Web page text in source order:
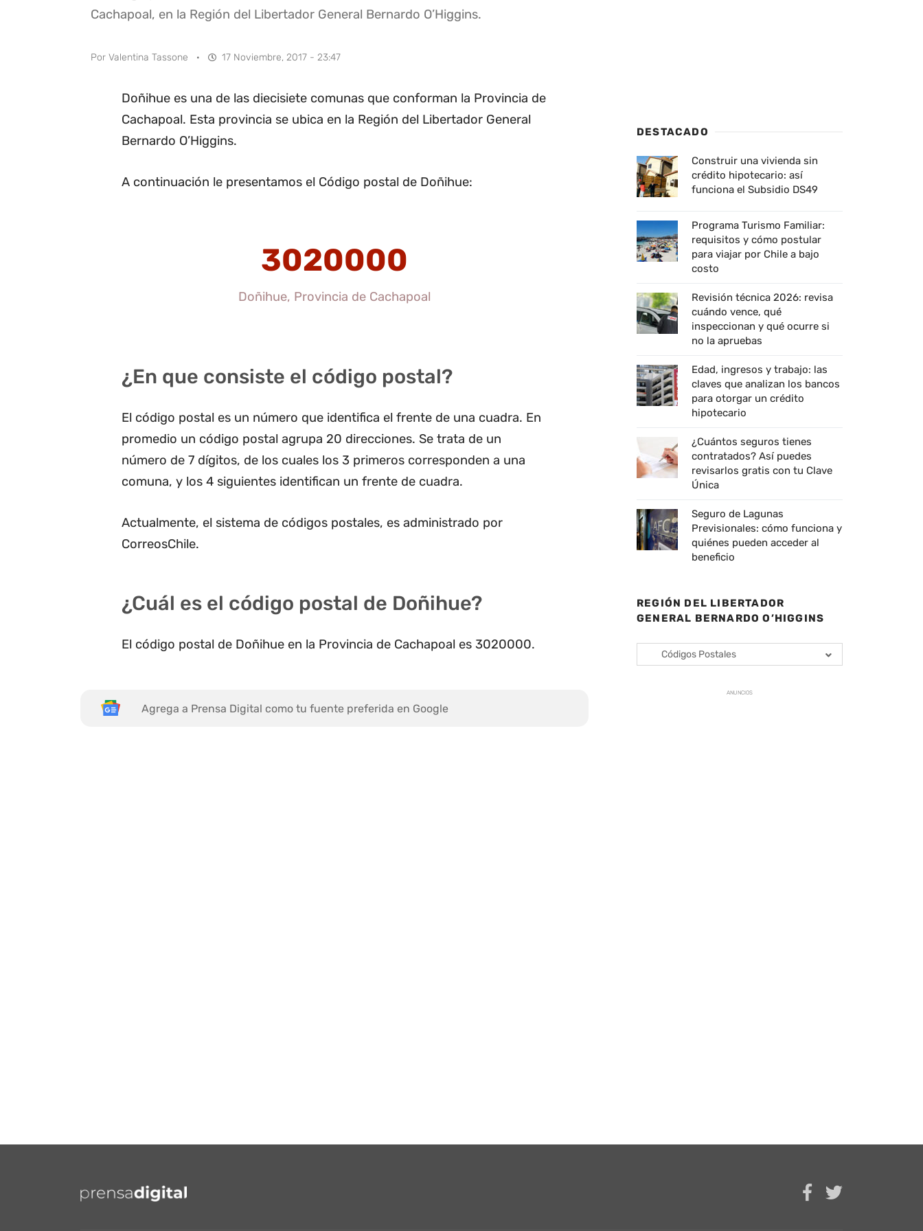
Cachapoal, en la Región del Libertador General Bernardo O’Higgins.
Por Valentina Tassone · 17 Noviembre, 2017 - 23:47
Doñihue es una de las diecisiete comunas que conforman la Provincia de
Cachapoal. Esta provincia se ubica en la Región del Libertador General
Bernardo O’Higgins.
A continuación le presentamos el Código postal de Doñihue:
3020000
Doñihue, Provincia de Cachapoal
¿En que consiste el código postal?
El código postal es un número que identifica el frente de una cuadra. En
promedio un código postal agrupa 20 direcciones. Se trata de un
número de 7 dígitos, de los cuales los 3 primeros corresponden a una
comuna, y los 4 siguientes identifican un frente de cuadra.
Actualmente, el sistema de códigos postales, es administrado por
CorreosChile.
¿Cuál es el código postal de Doñihue?
El código postal de Doñihue en la Provincia de Cachapoal es 3020000.
Agrega a Prensa Digital como tu fuente preferida en Google
DESTACADO
Construir una vivienda sin
crédito hipotecario: así
funciona el Subsidio DS49
Programa Turismo Familiar:
requisitos y cómo postular
para viajar por Chile a bajo
costo
Revisión técnica 2026: revisa
cuándo vence, qué
inspeccionan y qué ocurre si
no la apruebas
Edad, ingresos y trabajo: las
claves que analizan los bancos
para otorgar un crédito
hipotecario
¿Cuántos seguros tienes
contratados? Así puedes
revisarlos gratis con tu Clave
Única
Seguro de Lagunas
Previsionales: cómo funciona y
quiénes pueden acceder al
beneficio
REGIÓN DEL LIBERTADOR
GENERAL BERNARDO O’HIGGINS
Códigos Postales
ANUNCIOS